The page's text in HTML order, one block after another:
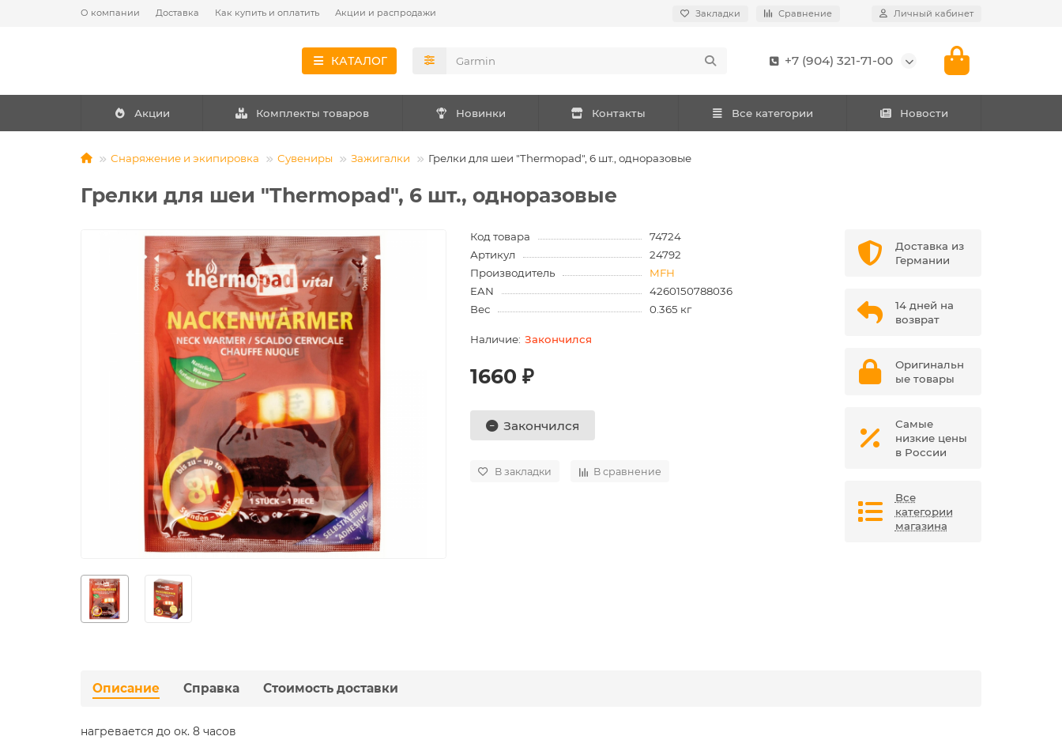
О компании Доставка Как купить и оплатить Акции и распродажи Закладки Сравнение Личный кабинет
КАТАЛОГ +7 (904) 321-71-00
Акции Комплекты товаров Новинки Контакты Все категории Новости
Снаряжение и экипировка Сувениры Зажигалки Грелки для шеи "Thermopad", 6 шт., одноразовые
Грелки для шеи "Thermopad", 6 шт., одноразовые
Код товара
74724
Артикул
24792
Производитель
MFH
EAN
4260150788036
Вес
0.365 кг
Закончился
1660 ₽
Закончился
В закладки В сравнение
Доставка из
Германии
14 дней на
возврат
Оригинальн
ые товары
Самые
низкие цены
в России
Все
категории
магазина
Описание Справка Стоимость доставки
нагревается до ок. 8 часов